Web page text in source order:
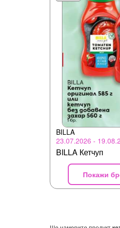
BILLA
23.07.2026 -
BILLA Кетчуп
Покажи